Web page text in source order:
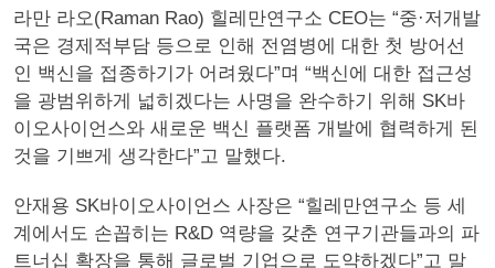
라만 라오(Raman Rao) 힐레만연구소 CEO는 “중·저개발
국은 경제적부담 등으로 인해 전염병에 대한 첫 방어선
인 백신을 접종하기가 어려웠다”며 “백신에 대한 접근성
을 광범위하게 넓히겠다는 사명을 완수하기 위해 SK바
이오사이언스와 새로운 백신 플랫폼 개발에 협력하게 된
것을 기쁘게 생각한다”고 말했다.
안재용 SK바이오사이언스 사장은 “힐레만연구소 등 세
계에서도 손꼽히는 R&D 역량을 갖춘 연구기관들과의 파
트너십 확장을 통해 글로벌 기업으로 도약하겠다”고 말